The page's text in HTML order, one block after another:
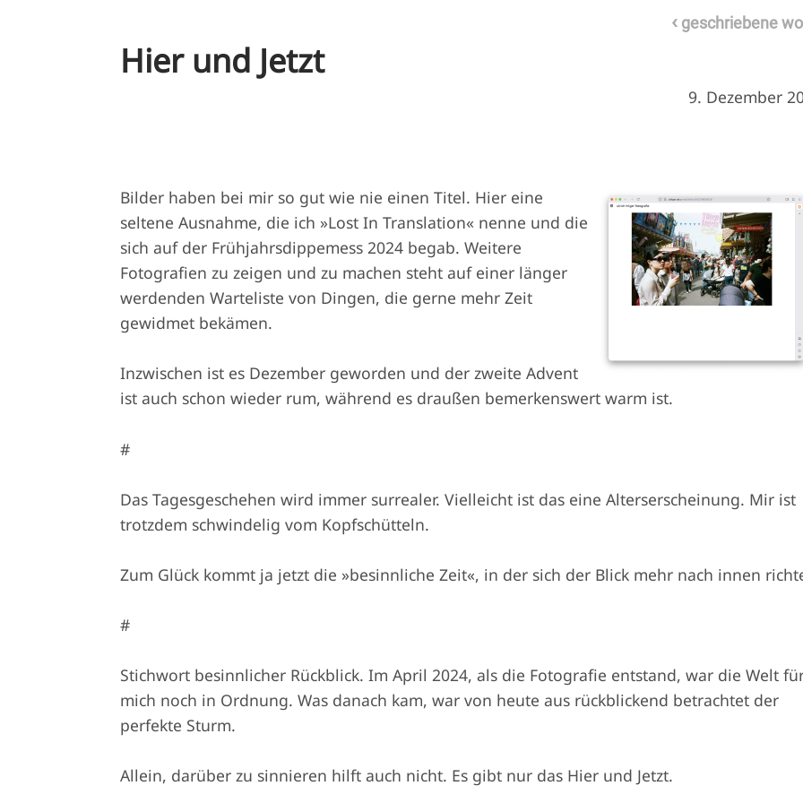
‹ geschriebene
Hier und Jetzt
9. Dezember
Bilder haben bei mir so gut wie nie einen Titel. Hier eine
seltene Ausnahme, die ich »Lost In Translation« nenne und die
sich auf der Frühjahrsdippemess 2024 begab. Weitere
Fotografien zu zeigen und zu machen steht auf einer länger
werdenden Warteliste von Dingen, die gerne mehr Zeit
gewidmet bekämen.
Inzwischen ist es Dezember geworden und der zweite Advent
ist auch schon wieder rum, während es draußen bemerkenswert warm ist.
#
Das Tagesgeschehen wird immer surrealer. Vielleicht ist das eine Alterserscheinung. Mir ist
trotzdem schwindelig vom Kopfschütteln.
Zum Glück kommt ja jetzt die »besinnliche Zeit«, in der sich der Blick mehr nach innen
#
Stichwort besinnlicher Rückblick. Im April 2024, als die Fotografie entstand, war die Welt
mich noch in Ordnung. Was danach kam, war von heute aus rückblickend betrachtet der
perfekte Sturm.
Allein, darüber zu sinnieren hilft auch nicht. Es gibt nur das Hier und Jetzt.